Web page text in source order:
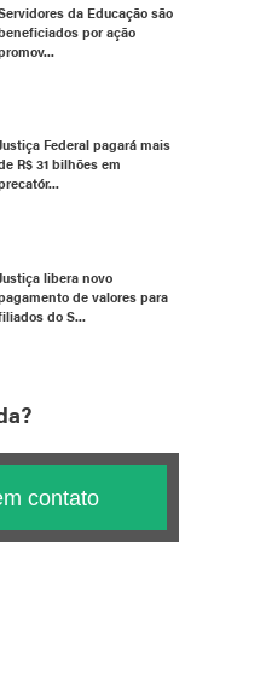
da Educação são
por ação
Justiça Federal pagará mais
R$ 31 bilhões em
Justiça libera novo
de valores para
do S...
contato